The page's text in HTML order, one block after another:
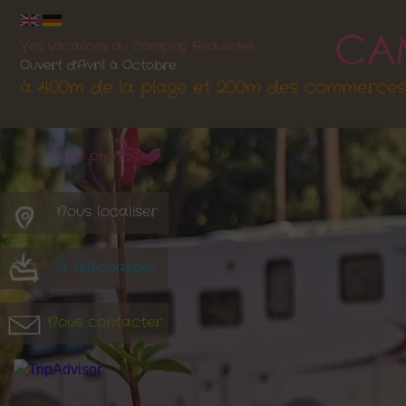
Vos vacances au Camping Beausoleil
Ouvert d'Avril à Octobre
à 400m de la plage et 200m des commerces
Nos photos
Nous localiser
À télécharger
Nous contacter